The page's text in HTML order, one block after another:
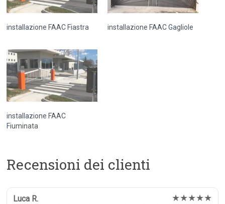
installazione FAAC Fiastra installazione FAAC Gagliole
installazione FAAC
Fiuminata
Recensioni dei clienti
Luca R. ★★★★★